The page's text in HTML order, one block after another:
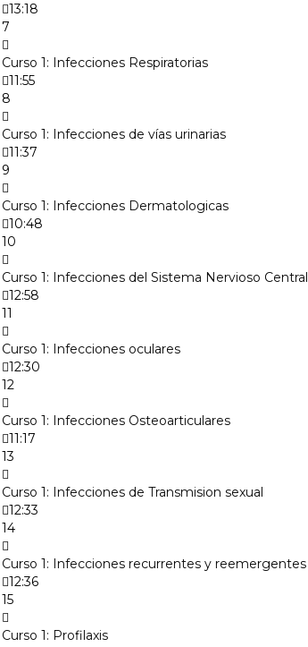
13:18
7
Curso 1: Infecciones Respiratorias
11:55
8
Curso 1: Infecciones de vías urinarias
11:37
9
Curso 1: Infecciones Dermatologicas
10:48
10
Curso 1: Infecciones del Sistema Nervioso Central
12:58
11
Curso 1: Infecciones oculares
12:30
12
Curso 1: Infecciones Osteoarticulares
11:17
13
Curso 1: Infecciones de Transmision sexual
12:33
14
Curso 1: Infecciones recurrentes y reemergentes
12:36
15
Curso 1: Profilaxis